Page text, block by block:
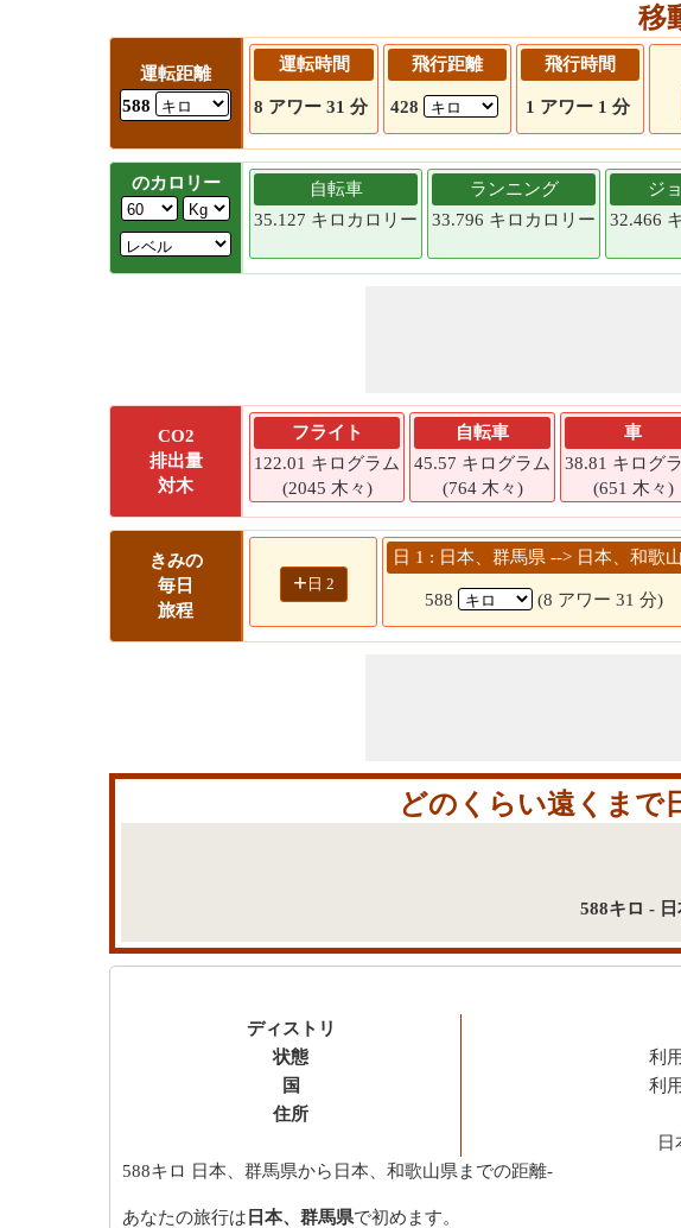
移
運転距離
588
運転時間
8 アワー 31 分
飛行距離
428
飛行時間
1 アワー 1 分
のカロリー
自転車
35.127 キロカロリー
ランニング
33.796 キロカロリー
ジ
32.466
CO2
排出量
対木
フライト
122.01 キログラム
(2045 木々)
自転車
45.57 キログラム
(764 木々)
車
38.81 キログ
(651 木々)
きみの
毎日
旅程
+ 日 2
日 1 : 日本、群馬県 --> 日本、和歌
588 (8 アワー 31 分)
どのくらい遠くまで
588キロ -
ディストリ
状態
国
住所
利
利
日
588キロ 日本、群馬県から日本、和歌山県までの距離-
あなたの旅行は 日本、群馬県で初めます。